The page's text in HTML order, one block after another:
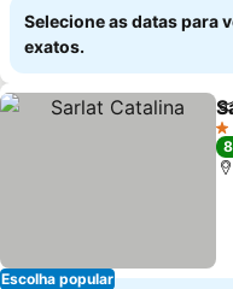
Selecione as datas para
exatos.
Escolha popular
1